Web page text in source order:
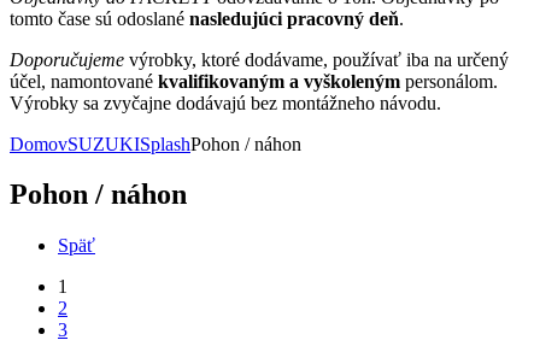
tomto čase sú odoslané nasledujúci pracovný deň.
Doporučujeme výrobky, ktoré dodávame, používať iba na určený
účel, namontované kvalifikovaným a vyškoleným personálom.
Výrobky sa zvyčajne dodávajú bez montážneho návodu.
DomovSUZUKISplashPohon / náhon
Pohon / náhon
Späť
1
2
3